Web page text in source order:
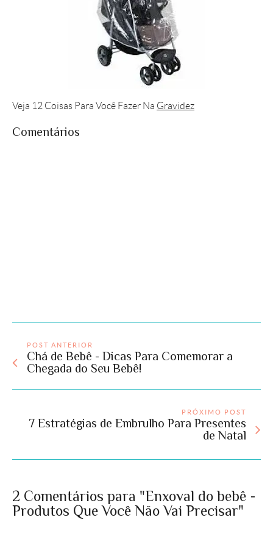
Veja 12 Coisas Para Você Fazer Na Gravidez
Comentários
POST ANTERIOR
Chá de Bebê - Dicas Para Comemorar a
Chegada do Seu Bebê!
PRÓXIMO POST
7 Estratégias de Embrulho Para Presentes
de Natal
2 Comentários para "Enxoval do bebê -
Produtos Que Você Não Vai Precisar"